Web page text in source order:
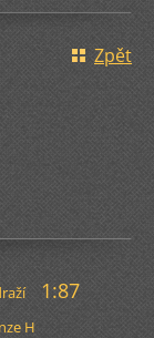
Zpět
1:87
H